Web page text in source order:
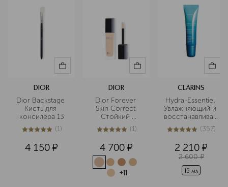
DIOR
Dior Backstage
Кисть для
консилера 13
5из 51 (1)
4 150 ¤
DIOR
Dior Forever
Skin Correct
Стойкий
корректор для
лица
5из 51 (1)
4 700 ¤
+11
CLARINS
Hydra-Essentiel
Увлажняющий и
бальзам для губ
5из 5357 (357)
2 210 ¤
2 600 ¤
15 мл